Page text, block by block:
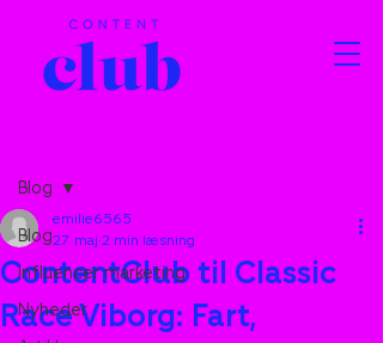
Blog
Influencer marketing
Nyheder
Blog
ContentClub til Classic
Race Viborg: Fart,
emilie6565
27. maj 2 min læsning